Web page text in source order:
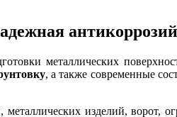
металлических
, а также современные
изделий, ворот,